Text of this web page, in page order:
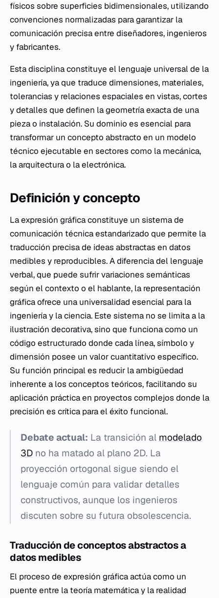
físicos sobre superficies bidimensionales, utilizando
convenciones normalizadas para garantizar la
comunicación precisa entre diseñadores, ingenieros
y fabricantes.
Esta disciplina constituye el lenguaje universal de la
ingeniería, ya que traduce dimensiones, materiales,
tolerancias y relaciones espaciales en vistas, cortes
y detalles que definen la geometría exacta de una
pieza o instalación. Su dominio es esencial para
transformar un concepto abstracto en un modelo
técnico ejecutable en sectores como la mecánica,
la arquitectura o la electrónica.
Definición y concepto
La expresión gráfica constituye un sistema de
comunicación técnica estandarizado que permite la
traducción precisa de ideas abstractas en datos
medibles y reproducibles. A diferencia del lenguaje
verbal, que puede sufrir variaciones semánticas
según el contexto o el hablante, la representación
gráfica ofrece una universalidad esencial para la
ingeniería y la ciencia. Este sistema no se limita a la
ilustración decorativa, sino que funciona como un
código estructurado donde cada línea, símbolo y
dimensión posee un valor cuantitativo específico.
Su función principal es reducir la ambigüedad
inherente a los conceptos teóricos, facilitando su
aplicación práctica en proyectos complejos donde la
precisión es crítica para el éxito funcional.
Debate actual: La transición al modelado
3D no ha matado al plano 2D. La
proyección ortogonal sigue siendo el
lenguaje común para validar detalles
constructivos, aunque los ingenieros
discuten sobre su futura obsolescencia.
Traducción de conceptos abstractos a
datos medibles
El proceso de expresión gráfica actúa como un
puente entre la teoría matemática y la realidad